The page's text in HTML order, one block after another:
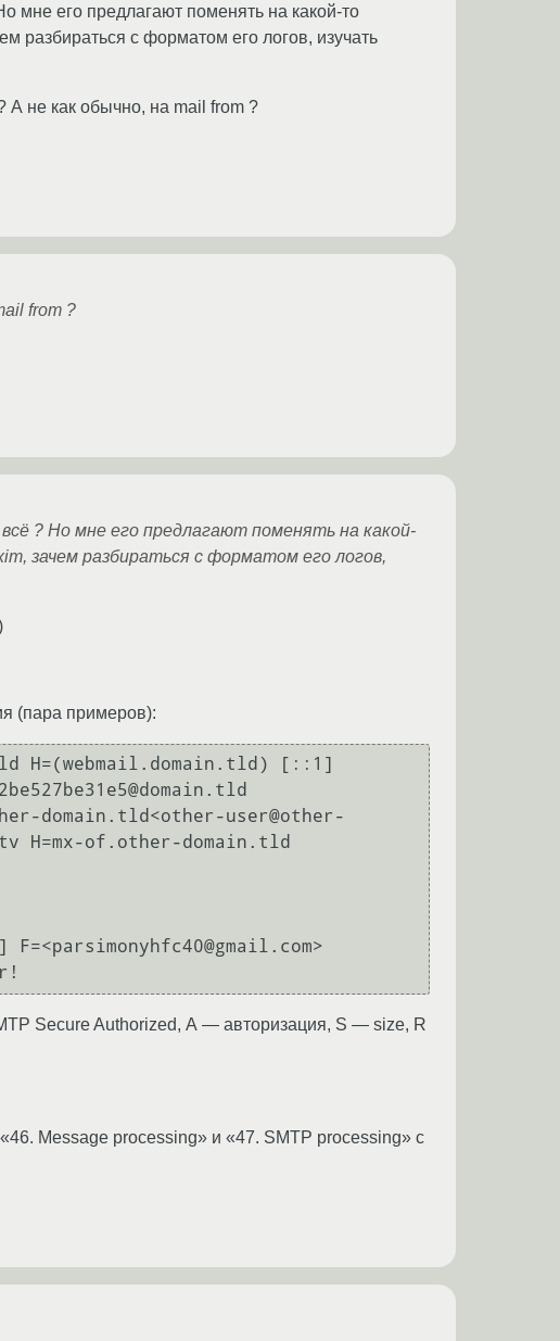
мне его предлагают поменять на какой-то
разбираться с форматом его логов, изучать
А не как обычно, на mail from ?
from ?
? Но мне его предлагают поменять на какой-
зачем разбираться с форматом его логов,
(пара примеров):
H=(webmail.domain.tld) [::1]
domain.tld<other-user@other-
H=mx-of.other-domain.tld
Secure Authorized, А — авторизация, S — size, R
Message processing» и «47. SMTP processing» с